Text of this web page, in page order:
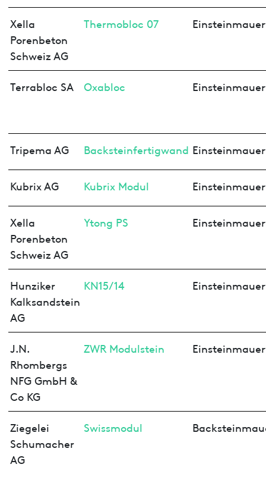
Xella
Porenbeton
Schweiz AG
Thermobloc 07
Terrabloc SA Oxabloc
Tripema AG Backsteinfertigwand
Kubrix AG Kubrix Modul
Xella
Porenbeton
Schweiz AG
Ytong PS
Hunziker
Kalksandstein
AG
KN15/14
J.N.
Rhombergs
NFG GmbH &
Co KG
ZWR Modulstein
Ziegelei
Schumacher
AG
Swissmodul